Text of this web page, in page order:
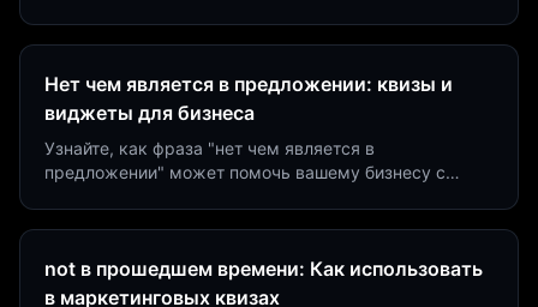
Нет чем является в предложении: квизы и
виджеты для бизнеса
Узнайте, как фраза "нет чем является в
предложении" может помочь вашему бизнесу с
not в прошедшем времени: Как использовать
в маркетинговых квизах